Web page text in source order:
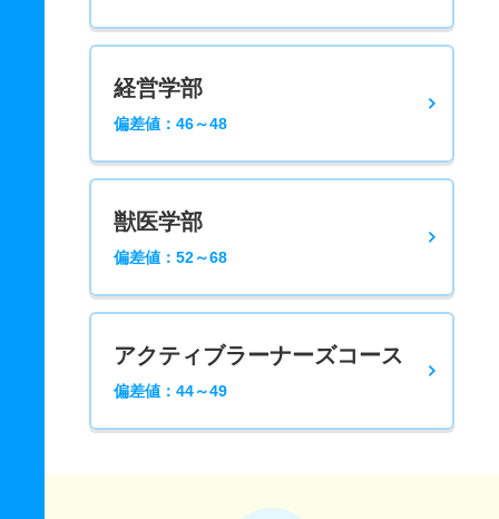
経営学部
偏差値：46～48
獣医学部
偏差値：52～68
アクティブラーナーズコース
偏差値：44～49